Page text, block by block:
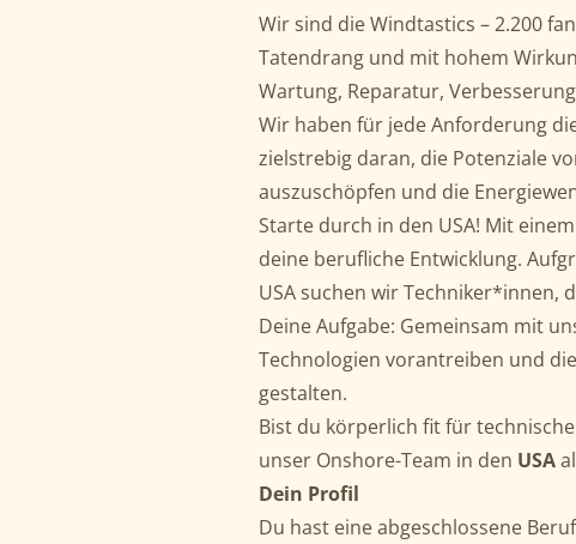
Wir sind die Windtastics – 2.200
Tatendrang und mit hohem
Wartung, Reparatur,
Wir haben für jede Anforderung
zielstrebig daran, die Potenziale
auszuschöpfen und die
Starte durch in den USA! Mit
deine berufliche Entwicklung.
USA suchen wir Techniker*innen,
Deine Aufgabe: Gemeinsam mit
Technologien vorantreiben und
gestalten.
Bist du körperlich fit für
unser Onshore-Team in den USA
Dein Profil
Du hast eine abgeschlossene